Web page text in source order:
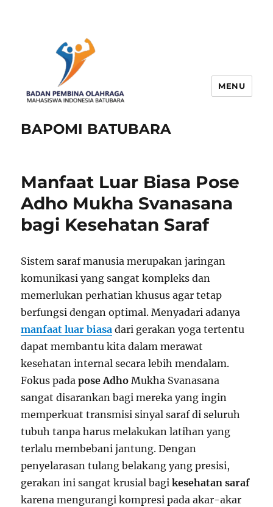
BAPOMI BATUBARA
MENU
Manfaat Luar Biasa Pose
Adho Mukha Svanasana
bagi Kesehatan Saraf
Sistem saraf manusia merupakan jaringan
komunikasi yang sangat kompleks dan
memerlukan perhatian khusus agar tetap
berfungsi dengan optimal. Menyadari adanya
manfaat luar biasa dari gerakan yoga tertentu
dapat membantu kita dalam merawat
kesehatan internal secara lebih mendalam.
Fokus padapose Adho Mukha Svanasana
sangat disarankan bagi mereka yang ingin
memperkuat transmisi sinyal saraf di seluruh
tubuh tanpa harus melakukan latihan yang
terlalu membebani jantung. Dengan
penyelarasan tulang belakang yang presisi,
gerakan ini sangat krusial bagikesehatan saraf
karena mengurangi kompresi pada akar-akar